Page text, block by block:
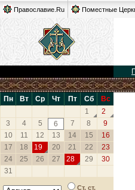
Православие.Ru Поместные
Пн Вт Ср Чт Пт Сб
Вс
1
2
3
4 5 6 7 8
9
10
11 12 13 14 15
16
17
18 19 20 21 22
23
24
25 26 27 28 29
30
31
Ст. ст.